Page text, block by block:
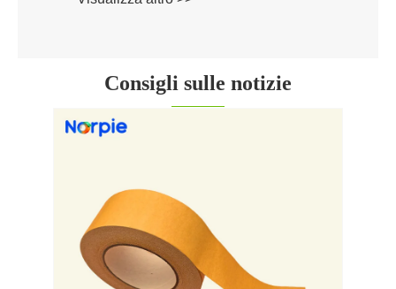
Consigli sulle notizie